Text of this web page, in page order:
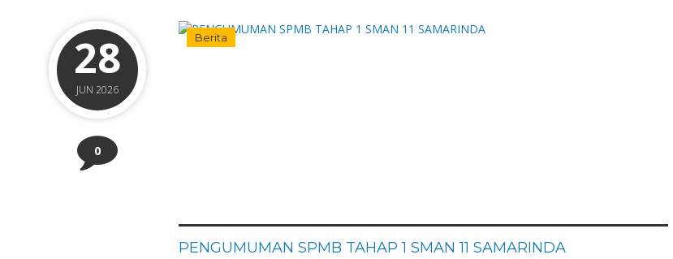
28
JUN 2026
0
Berita
PENGUMUMAN SPMB TAHAP 1 SMAN 11 SAMARINDA